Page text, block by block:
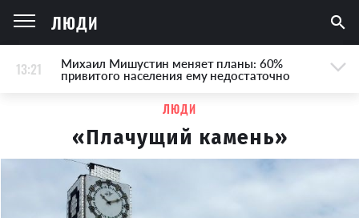
ЛЮДИ
13:21 Михаил Мишустин меняет планы: 60%
привитого населения ему недостаточно
ЛЮДИ
«Плачущий камень»